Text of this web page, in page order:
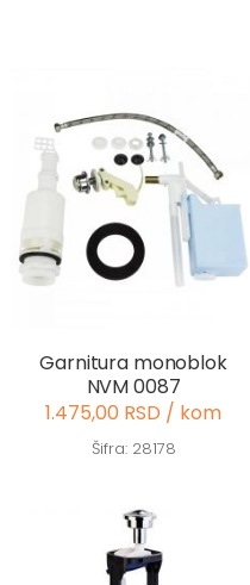
Garnitura monoblok
NVM 0087
1.475,00 RSD / kom
Šifra: 28178